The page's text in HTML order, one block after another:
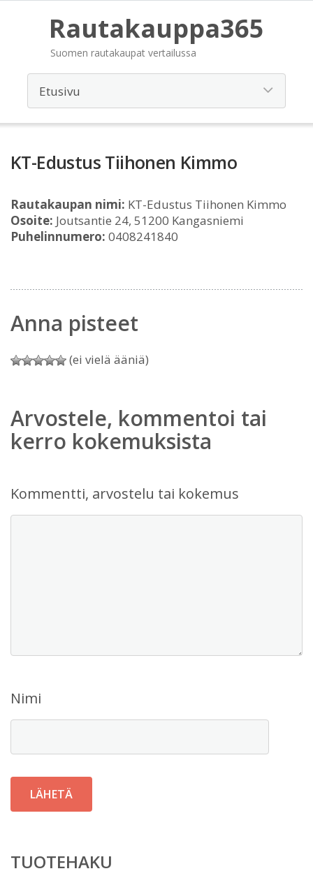
Rautakauppa365
Suomen rautakaupat vertailussa
KT-Edustus Tiihonen Kimmo
Rautakaupan nimi: KT-Edustus Tiihonen Kimmo
Osoite: Joutsantie 24, 51200 Kangasniemi
Puhelinnumero: 0408241840
Anna pisteet
(ei vielä ääniä)
Arvostele, kommentoi tai
kerro kokemuksista
Kommentti, arvostelu tai kokemus
Nimi
TUOTEHAKU